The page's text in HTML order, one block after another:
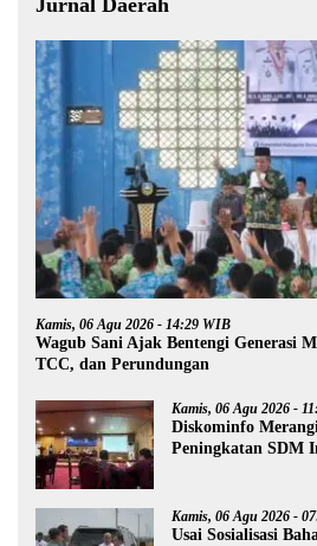
Kamis, 06 Agu 2026 - 14:29 WIB
Wagub Sani Ajak Bentengi Generasi
TCC, dan Perundungan
Kamis, 06 Agu 2026 -
Diskominfo
Peningkatan SDM
Kamis, 06 Agu 2026 -
Usai Sosialisasi